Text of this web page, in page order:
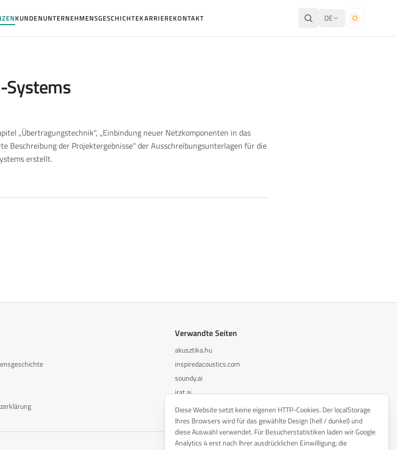
KUNDENUNTERNEHMENSGESCHICHTEKARRIEREKONTAKT DE
Systems
„Übertragungstechnik", „Einbindung neuer Netzkomponenten in das
Beschreibung der Projektergebnisse" der Ausschreibungsunterlagen für die
erstellt.
Verwandte Seiten
akusztika.hu
inspiredacoustics.com
soundy.ai
irat.ai
Datenschutzerklärung
Diese Website setzt keine eigenen HTTP-Cookies. Der localStorage
Ihres Browsers wird für das gewählte Design (hell / dunkel) und
diese Auswahl verwendet. Für Besucherstatistiken laden wir Google
Analytics 4 erst nach Ihrer ausdrücklichen Einwilligung; die